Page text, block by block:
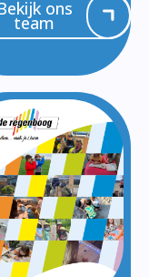
ons
team